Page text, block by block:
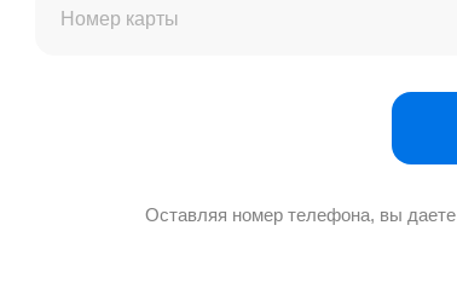
Оставляя номер телефона, вы даете